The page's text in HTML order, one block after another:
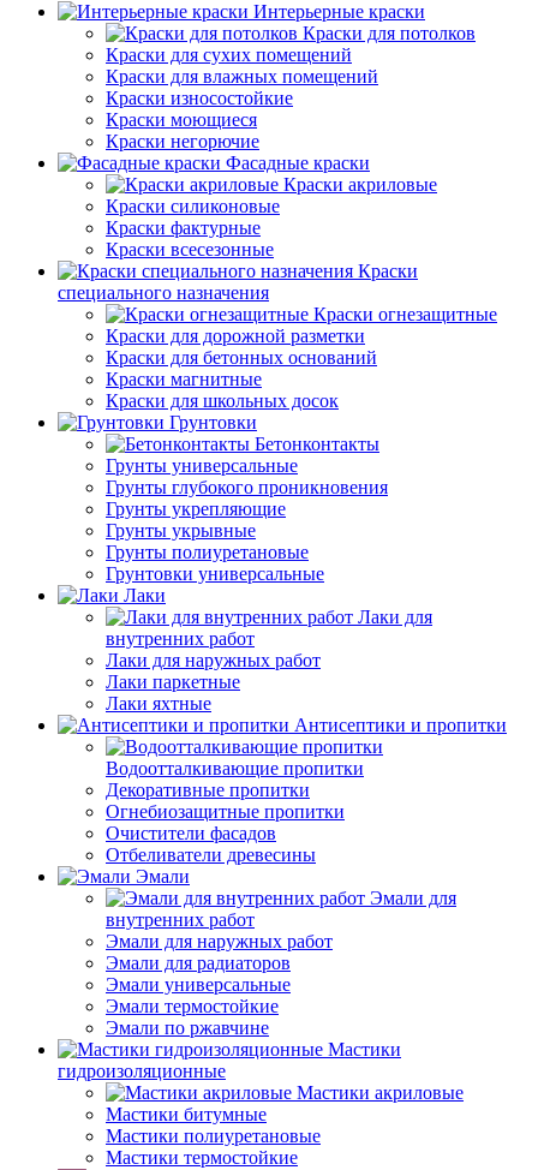
Интерьерные краски
Краски для потолков
Краски для сухих помещений
Краски для влажных помещений
Краски износостойкие
Краски моющиеся
Краски негорючие
Фасадные краски
Краски акриловые
Краски силиконовые
Краски фактурные
Краски всесезонные
Краски
специального назначения
Краски огнезащитные
Краски для дорожной разметки
Краски для бетонных оснований
Краски магнитные
Краски для школьных досок
Грунтовки
Бетонконтакты
Грунты универсальные
Грунты глубокого проникновения
Грунты укрепляющие
Грунты укрывные
Грунты полиуретановые
Грунтовки универсальные
Лаки
Лаки для
внутренних работ
Лаки для наружных работ
Лаки паркетные
Лаки яхтные
Антисептики и пропитки
Водоотталкивающие пропитки
Декоративные пропитки
Огнебиозащитные пропитки
Очистители фасадов
Отбеливатели древесины
Эмали
Эмали для
внутренних работ
Эмали для наружных работ
Эмали для радиаторов
Эмали универсальные
Эмали термостойкие
Эмали по ржавчине
Мастики
гидроизоляционные
Мастики акриловые
Мастики битумные
Мастики полиуретановые
Мастики термостойкие